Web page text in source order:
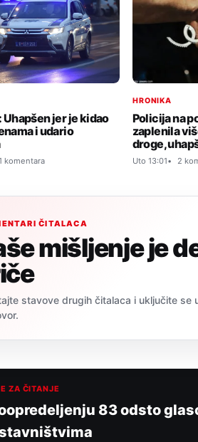
Uhapšen jer je kidao
i udario
komentara
HRONIKA
Policija na
zaplenila
droge,
Uto 13:01 2
ČITALACA
mišljenje je
stavove drugih čitalaca i uključite se
ZA ČITANJE
83 odsto